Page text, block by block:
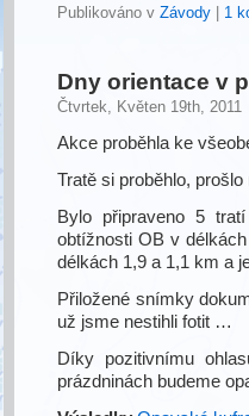
Publikováno v Závody 1
Dny orientace v
Čtvrtek, Květen 19th, 2011
Akce proběhla ke
Tratě si proběhlo,
Bylo připraveno 5
obtížnosti OB v
délkách 1,9 a 1,1 km a
Přiložené snímky
už jsme nestihli fotit …
Díky pozitivnímu
prázdninách budeme